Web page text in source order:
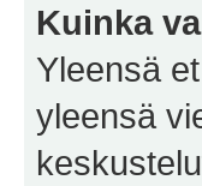
Kuinka
Yleensä
yleensä